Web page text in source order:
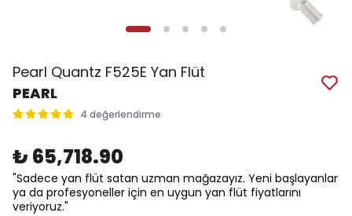
Pearl Quantz F525E Yan Flüt
PEARL
4 değerlendirme
₺ 65,718.90
"Sadece yan flüt satan uzman mağazayız. Yeni başlayanlar
ya da profesyoneller için en uygun yan flüt fiyatlarını
veriyoruz."